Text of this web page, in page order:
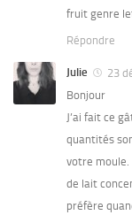
fruit genre
Répondre
Julie
23
Bonjour
J’ai fait ce
quantités
votre moule.
de lait
préfère